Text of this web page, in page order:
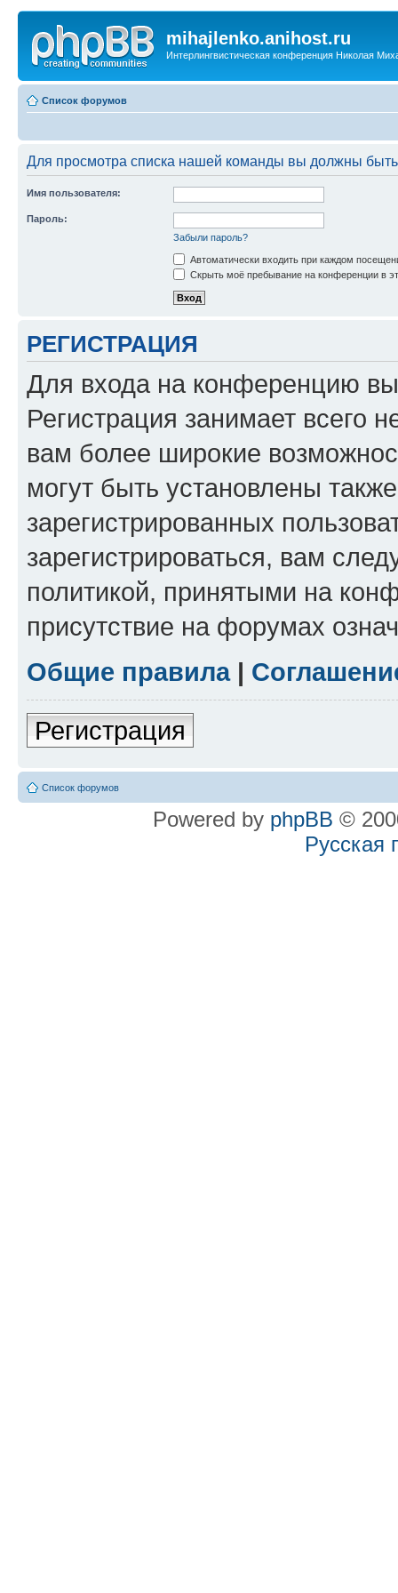
mihajlenko.anihost.ru
Интерлингвистическая конференция Николая
Список форумов
Для просмотра списка нашей команды вы должны
Имя пользователя:
Пароль:
Забыли пароль?
Автоматически входить при каждом
Скрыть моё пребывание на конференции в
РЕГИСТРАЦИЯ
Для входа на конференцию
Регистрация занимает всего
вам более широкие
могут быть установлены
зарегистрированных
зарегистрироваться, вам
политикой, принятыми на
присутствие на форумах
Общие правила|
Регистрация
Список форумов
Powered by phpBB ©
Русская